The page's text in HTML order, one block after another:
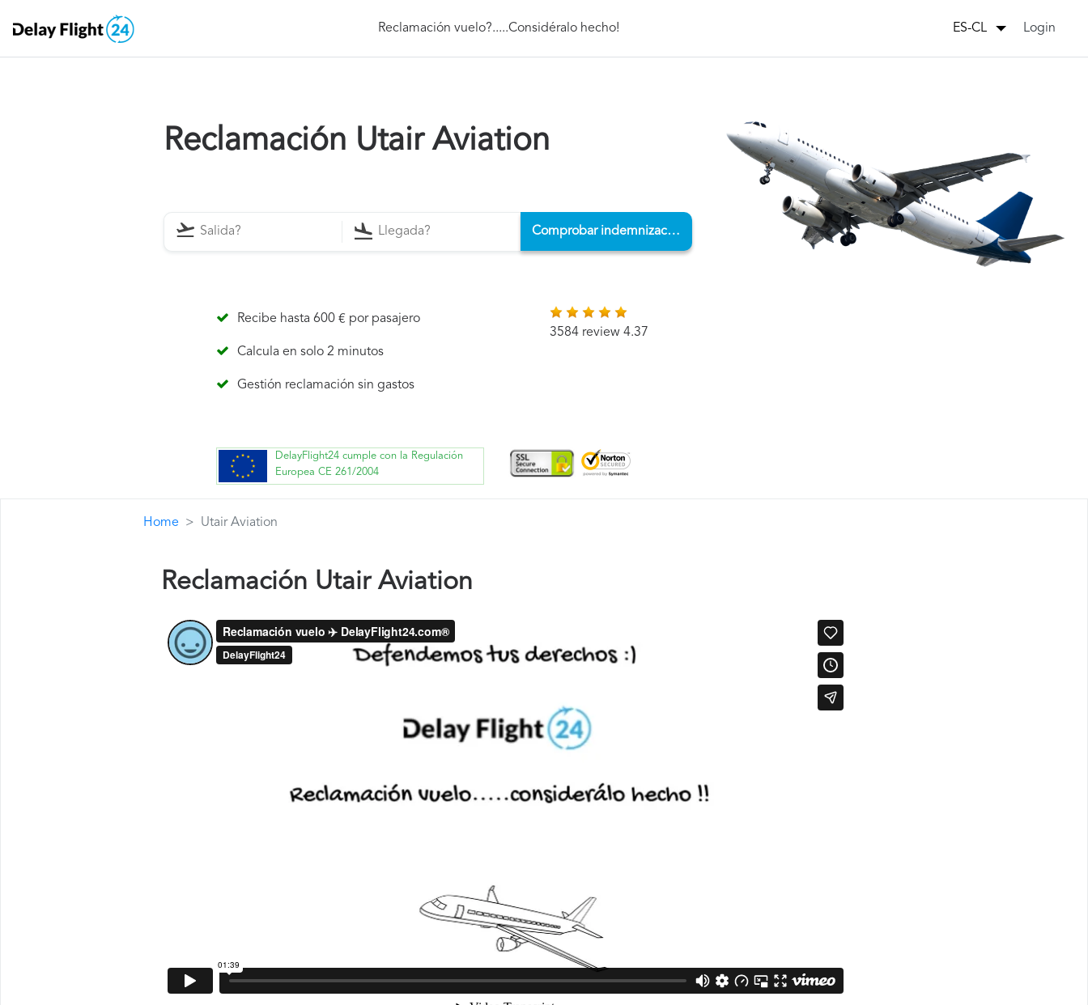
Reclamación vuelo?.....Considéralo hecho! ES-CL Login
Reclamación Utair Aviation
Comprobar indemnización
Recibe hasta 600 € por pasajero
Calcula en solo 2 minutos
Gestión reclamación sin gastos
3584 review 4.37
DelayFlight24 cumple con la Regulación
Europea CE 261/2004
Home Utair Aviation
Reclamación Utair Aviation